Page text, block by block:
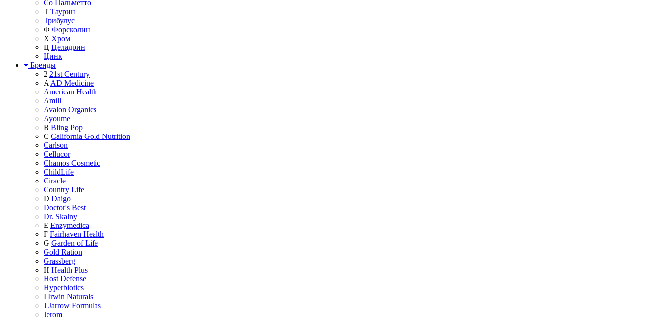
Со Пальметто
Т Таурин
Трибулус
Ф Форсколин
Х Хром
Ц Целадрин
Цинк
Бренды
2 21st Century
A AD Medicine
American Health
Amill
Avalon Organics
Ayoume
B Bling Pop
C California Gold Nutrition
Carlson
Cellucor
Chamos Cosmetic
ChildLife
Ciracle
Country Life
D Daigo
Doctor's Best
Dr. Skalny
E Enzymedica
F Fairhaven Health
G Garden of Life
Gold Ration
Grassberg
H Health Plus
Host Defense
Hyperbiotics
I Irwin Naturals
J Jarrow Formulas
Jerom